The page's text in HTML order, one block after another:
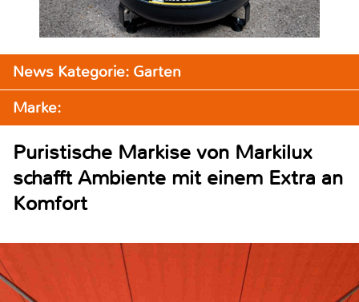
News Kategorie: Garten
Marke:
Puristische Markise von Markilux
schafft Ambiente mit einem Extra an
Komfort